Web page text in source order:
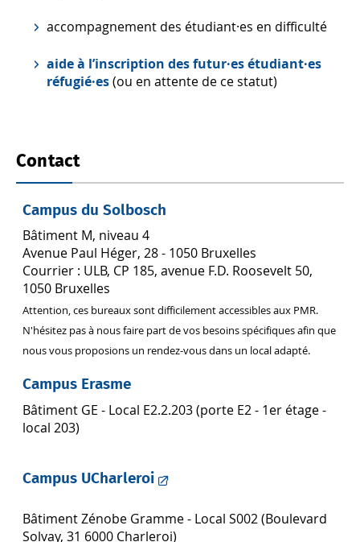
accompagnement des étudiant·es en difficulté
aide à l’inscription des futur·es étudiant·es
réfugié·es(ou en attente de ce statut)
Contact
Campus du Solbosch
Bâtiment M, niveau 4
Avenue Paul Héger, 28 - 1050 Bruxelles
Courrier : ULB, CP 185, avenue F.D. Roosevelt 50,
1050 Bruxelles
Attention, ces bureaux sont difficilement accessibles aux PMR.
N'hésitez pas à nous faire part de vos besoins spécifiques afin que
nous vous proposions un rendez-vous dans un local adapté.
Campus Erasme
Bâtiment GE - Local E2.2.203 (porte E2 - 1er étage -
local 203)
Campus UCharleroi
Bâtiment Zénobe Gramme - Local S002 (Boulevard
Solvay, 31 6000 Charleroi)